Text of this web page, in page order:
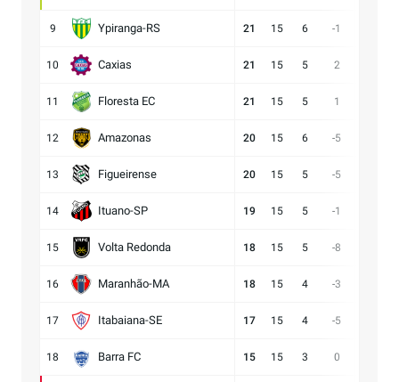
9 Ypiranga-RS 21 15 6 -1
10 Caxias 21 15 5 2
11 Floresta EC 21 15 5 1
12 Amazonas 20 15 6 -5
13 Figueirense 20 15 5 -5
14 Ituano-SP 19 15 5 -1
15 Volta Redonda 18 15 5 -8
16 Maranhão-MA 18 15 4 -3
17 Itabaiana-SE 17 15 4 -5
18 Barra FC 15 15 3 0